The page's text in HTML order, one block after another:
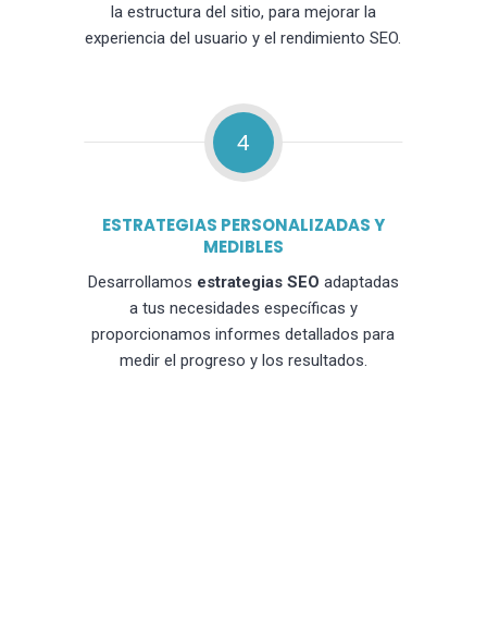
la estructura del sitio, para mejorar la
experiencia del usuario y el rendimiento SEO.
4
ESTRATEGIAS PERSONALIZADAS Y
MEDIBLES
Desarrollamos estrategias SEO adaptadas
a tus necesidades específicas y
proporcionamos informes detallados para
medir el progreso y los resultados.